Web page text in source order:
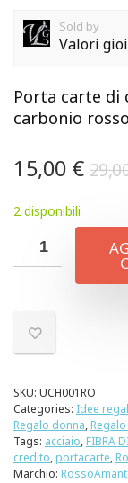
Sold by
Valori
Porta carte di
carbonio
15,00 €
2 disponibili
SKU: UCH001RO
Categories: Idee
Regalo donna,
Tags: acciaio, FIBRA
credito, portacarte,
Marchio: